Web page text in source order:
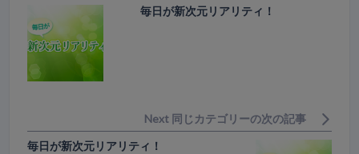
毎日が新次元リアリティ！
Next 同じカテゴリーの次の記事
毎日が新次元リアリティ！